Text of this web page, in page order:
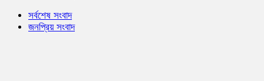
সর্বশেষ সংবাদ
জনপ্রিয় সংবাদ